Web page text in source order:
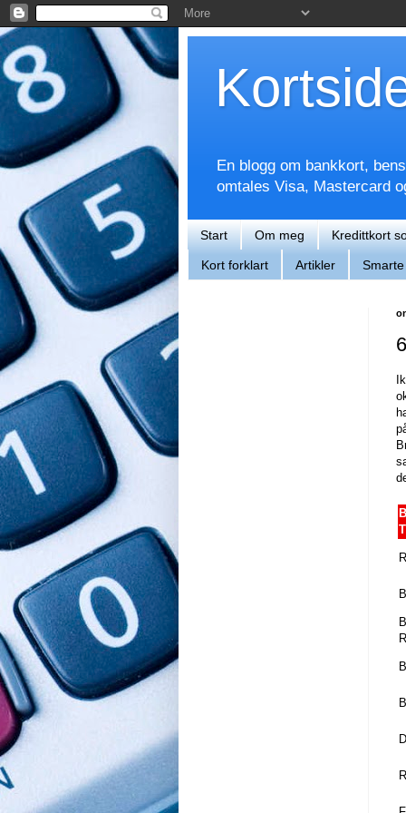
En blogg om bankkort,
omtales Visa, Mastercard
Start Om meg Kredittkort
Kort forklart Artikler